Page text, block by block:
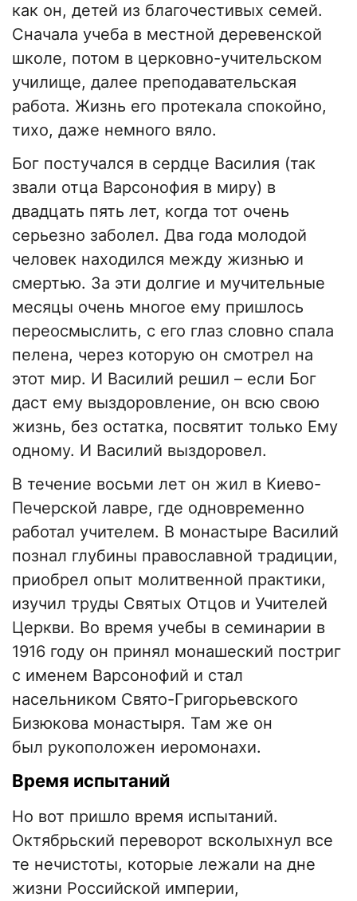
как он, детей из благочестивых семей.
Сначала учеба в местной деревенской
школе, потом в церковно-учительском
училище, далее преподавательская
работа. Жизнь его протекала спокойно,
тихо, даже немного вяло.
Бог постучался в сердце Василия (так
звали отца Варсонофия в миру) в
двадцать пять лет, когда тот очень
серьезно заболел. Два года молодой
человек находился между жизнью и
смертью. За эти долгие и мучительные
месяцы очень многое ему пришлось
переосмыслить, с его глаз словно спала
пелена, через которую он смотрел на
этот мир. И Василий решил – если Бог
даст ему выздоровление, он всю свою
жизнь, без остатка, посвятит только Ему
одному. И Василий выздоровел.
В течение восьми лет он жил в Киево-
Печерской лавре, где одновременно
работал учителем. В монастыре Василий
познал глубины православной традиции,
приобрел опыт молитвенной практики,
изучил труды Святых Отцов и Учителей
Церкви. Во время учебы в семинарии в
1916 году он принял монашеский постриг
с именем Варсонофий и стал
насельником Свято-Григорьевского
Бизюкова монастыря. Там же он
был рукоположен иеромонахи.
Время испытаний
Но вот пришло время испытаний.
Октябрьский переворот всколыхнул все
те нечистоты, которые лежали на дне
жизни Российской империи,